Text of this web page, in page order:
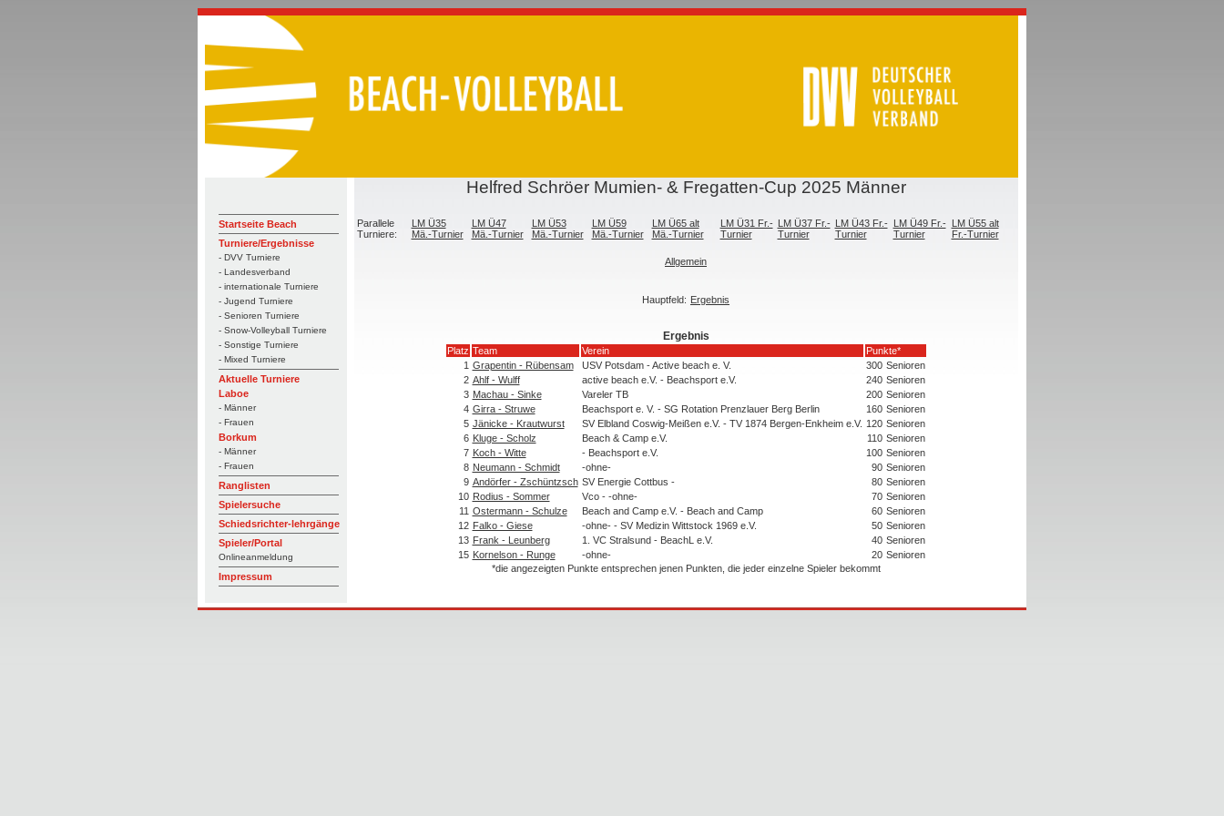
Startseite Beach
Turniere/Ergebnisse
- DVV Turniere
- Landesverband
- internationale Turniere
- Jugend Turniere
- Senioren Turniere
- Snow-Volleyball Turniere
- Sonstige Turniere
- Mixed Turniere
Aktuelle Turniere
Laboe
- Männer
- Frauen
Borkum
- Männer
- Frauen
Ranglisten
Spielersuche
Schiedsrichter-lehrgänge
Spieler/Portal
Onlineanmeldung
Impressum
Helfred Schröer Mumien- & Fregatten-Cup 2025 Männer
Parallele
Turniere:
LM Ü35
Mä.-Turnier
LM Ü47
Mä.-Turnier
LM Ü53
Mä.-Turnier
LM Ü59
Mä.-Turnier
LM Ü65 alt
Mä.-Turnier
LM Ü31 Fr.-
Turnier
LM Ü37 Fr.-
Turnier
LM Ü43 Fr.-
Turnier
LM Ü49 Fr.-
Turnier
LM Ü55 alt
Fr.-Turnier
Allgemein
Hauptfeld: Ergebnis
Ergebnis
Platz Team Verein
Punkte*
1 Grapentin - Rübensam USV Potsdam - Active beach e. V. 300 Senioren
2 Ahlf - Wulff active beach e.V. - Beachsport e.V. 240 Senioren
3 Machau - Sinke Vareler TB 200 Senioren
4 Girra - Struwe Beachsport e. V. - SG Rotation Prenzlauer Berg Berlin 160 Senioren
5 Jänicke - Krautwurst SV Elbland Coswig-Meißen e.V. - TV 1874 Bergen-Enkheim e.V. 120 Senioren
6 Kluge - Scholz Beach & Camp e.V. 110 Senioren
7 Koch - Witte - Beachsport e.V. 100 Senioren
8 Neumann - Schmidt -ohne- 90 Senioren
9 Andörfer - Zschüntzsch SV Energie Cottbus - 80 Senioren
10 Rodius - Sommer Vco - -ohne- 70 Senioren
11 Ostermann - Schulze Beach and Camp e.V. - Beach and Camp 60 Senioren
12 Falko - Giese -ohne- - SV Medizin Wittstock 1969 e.V. 50 Senioren
13 Frank - Leunberg 1. VC Stralsund - BeachL e.V. 40 Senioren
15 Kornelson - Runge -ohne- 20 Senioren
*die angezeigten Punkte entsprechen jenen Punkten, die jeder einzelne Spieler bekommt